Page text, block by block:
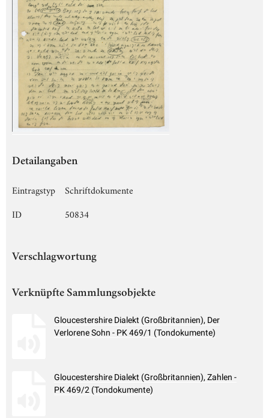
Detailangaben
Eintragstyp
Schriftdokumente
ID
50834
Verschlagwortung
Verknüpfte Sammlungsobjekte
Gloucestershire Dialekt (Großbritannien), Der
Verlorene Sohn - PK 469/1 (Tondokumente)
Gloucestershire Dialekt (Großbritannien), Zahlen -
PK 469/2 (Tondokumente)